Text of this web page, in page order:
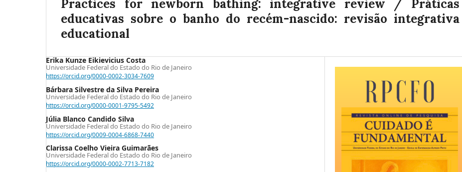
Practices for newborn bathing: integrative review / Práticas
educativas sobre o banho do recém-nascido: revisão integrativa
educational
Erika Kunze Eikievicius Costa
Universidade Federal do Estado do Rio de Janeiro
https://orcid.org/0000-0002-3034-7609
Bárbara Silvestre da Silva Pereira
Universidade Federal do Estado do Rio de Janeiro
https://orcid.org/0000-0001-9795-5492
Júlia Blanco Candido Silva
Universidade Federal do Estado do Rio de Janeiro
https://orcid.org/0009-0004-6868-7440
Clarissa Coelho Vieira Guimarães
Universidade Federal do Estado do Rio de Janeiro
https://orcid.org/0000-0002-7713-7182